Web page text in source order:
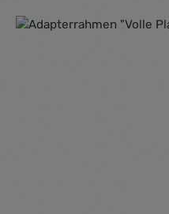
Bildergalerie überspringen